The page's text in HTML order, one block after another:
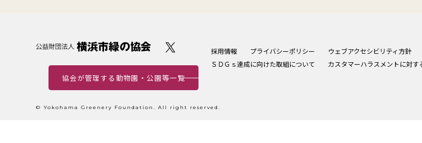
協会が管理する動物園・公園等一覧
採用情報 プライバシーポリシー ウェブアクセシビリティ方針
ＳＤＧｓ達成に向けた取組について
カスタマーハラスメントに対す
© Yokohama Greenery Foundation. All right reserved.